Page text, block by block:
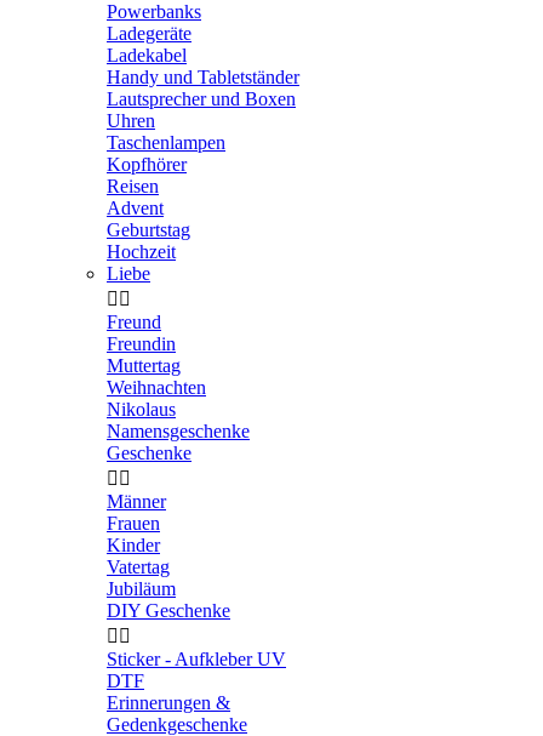
Powerbanks
Ladegeräte
Ladekabel
Handy und Tabletständer
Lautsprecher und Boxen
Uhren
Taschenlampen
Kopfhörer
Reisen
Advent
Geburtstag
Hochzeit
Liebe
 
Freund
Freundin
Muttertag
Weihnachten
Nikolaus
Namensgeschenke
Geschenke
 
Männer
Frauen
Kinder
Vatertag
Jubiläum
DIY Geschenke
 
Sticker - Aufkleber UV
DTF
Erinnerungen &
Gedenkgeschenke